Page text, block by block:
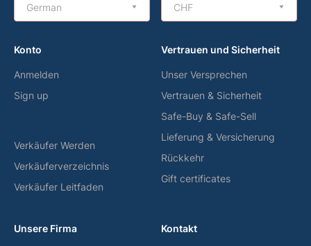
German CHF
Konto
Anmelden
Sign up
Verkäufer Werden
Verkäuferverzeichnis
Verkäufer Leitfaden
Vertrauen und Sicherheit
Unser Versprechen
Vertrauen & Sicherheit
Safe-Buy & Safe-Sell
Lieferung & Versicherung
Rückkehr
Gift certificates
Unsere Firma Kontakt